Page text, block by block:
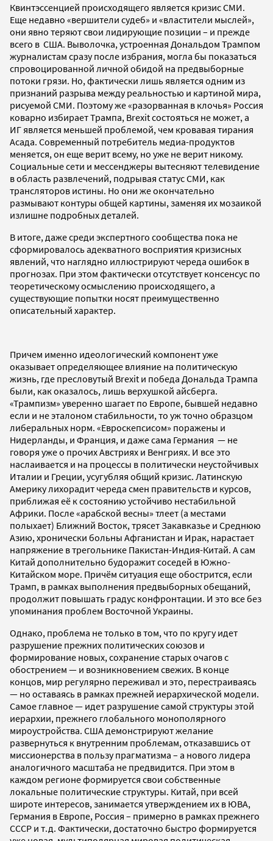
Квинтэссенцией происходящего является кризис СМИ.
Еще недавно «вершители судеб» и «властители мыслей»,
они явно теряют свои лидирующие позиции – и прежде
всего в США. Выволочка, устроенная Дональдом Трампом
журналистам сразу после избрания, могла бы показаться
спровоцированной личной обидой на предвыборные
потоки грязи. Но, фактически лишь является одним из
признаний разрыва между реальностью и картиной мира,
рисуемой СМИ. Поэтому же «разорванная в клочья» Россия
коварно избирает Трампа, Brexit состояться не может, а
ИГ является меньшей проблемой, чем кровавая тирания
Асада. Современный потребитель медиа-продуктов
меняется, он еще верит всему, но уже не верит никому.
Социальные сети и мессенджеры вытесняют телевидение
в область развлечений, подрывая статус СМИ, как
трансляторов истины. Но они же окончательно
размывают контуры общей картины, заменяя их мозаикой
излишне подробных деталей.
В итоге, даже среди экспертного сообщества пока не
сформировалось адекватного восприятия кризисных
явлений, что наглядно иллюстрируют череда ошибок в
прогнозах. При этом фактически отсутствует консенсус по
теоретическому осмыслению происходящего, а
существующие попытки носят преимущественно
описательный характер.
Причем именно идеологический компонент уже
оказывает определяющее влияние на политическую
жизнь, где пресловутый Brexit и победа Дональда Трампа
были, как оказалось, лишь верхушкой айсберга.
«Трампизм» уверенно шагает по Европе, бывшей недавно
если и не эталоном стабильности, то уж точно образцом
либеральных норм. «Евроскепсисом» поражены и
Нидерланды, и Франция, и даже сама Германия — не
говоря уже о прочих Австриях и Венгриях. И все это
наслаивается и на процессы в политически неустойчивых
Италии и Греции, усугубляя общий кризис. Латинскую
Америку лихорадит череда смен правительств и курсов,
приближая её к состоянию устойчиво нестабильной
Африки. После «арабской весны» тлеет (а местами
полыхает) Ближний Восток, трясет Закавказье и Среднюю
Азию, хронически больны Афганистан и Ирак, нарастает
напряжение в трегольнике Пакистан-Индия-Китай. А сам
Китай дополнительно будоражит соседей в Южно-
Китайском море. Причём ситуация еще обострится, если
Трамп, в рамках выполнения предвыборных обещаний,
продолжит повышать градус конфронтации. И это все без
упоминания проблем Восточной Украины.
Однако, проблема не только в том, что по кругу идет
разрушение прежних политических союзов и
формирование новых, сохранение старых очагов с
обострением — и возникновением свежих. В конце
концов, мир регулярно переживал и это, перестраиваясь
— но оставаясь в рамках прежней иерархической модели.
Самое главное — идет разрушение самой структуры этой
иерархии, прежнего глобального монополярного
мироустройства. США демонстрируют желание
развернуться к внутренним проблемам, отказавшись от
миссионерства в пользу прагматизма – а нового лидера
аналогичного масштаба не предвидится. При этом в
каждом регионе формируется свои собственные
локальные политические структуры. Китай, при всей
широте интересов, занимается утверждением их в ЮВА,
Германия в Европе, Россия – примерно в рамках прежнего
СССР и т.д. Фактически, достаточно быстро формируется